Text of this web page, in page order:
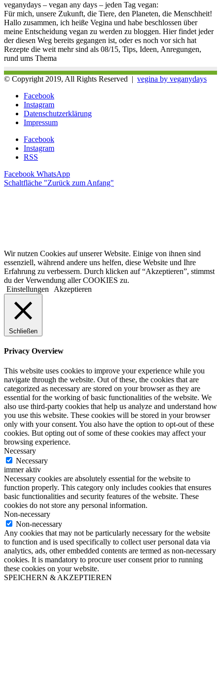
veganydays – vegan any days – jeden Tag vegan:
Für mich, unsere Zukunft, die Tiere, den Planeten, die Menschheit!
Hallo zusammen, ich heiße Vegina und habe beschlossen über
meine Entscheidung vegan zu werden zu bloggen. Hier findet jeder
der diesen Weg bereits gegangen ist, oder es noch vor sich hat
Rezepte die weit mehr sind als 08/15, Tips, Ideen, Anregungen,
rund ums Thema
© Copyright 2019, All Rights Reserved | vegina by veganydays
Facebook
Instagram
Datenschutzerklärung
Impressum
Facebook
Instagram
RSS
Facebook WhatsApp
Schaltfläche "Zurück zum Anfang"
Wir nutzen Cookies auf unserer Website. Einige von ihnen sind
essenziell, während andere uns helfen, diese Website und Ihre
Erfahrung zu verbessern. Durch klicken auf “Akzeptieren”, stimmst
du der Verwendung aller COOKIES zu.
Einstellungen
Akzeptieren
Schließen
Privacy Overview
This website uses cookies to improve your experience while you
navigate through the website. Out of these, the cookies that are
categorized as necessary are stored on your browser as they are
essential for the working of basic functionalities of the website. We
also use third-party cookies that help us analyze and understand how
you use this website. These cookies will be stored in your browser
only with your consent. You also have the option to opt-out of these
cookies. But opting out of some of these cookies may affect your
browsing experience.
Necessary
Necessary
immer aktiv
Necessary cookies are absolutely essential for the website to
function properly. This category only includes cookies that ensures
basic functionalities and security features of the website. These
cookies do not store any personal information.
Non-necessary
Non-necessary
Any cookies that may not be particularly necessary for the website
to function and is used specifically to collect user personal data via
analytics, ads, other embedded contents are termed as non-necessary
cookies. It is mandatory to procure user consent prior to running
these cookies on your website.
SPEICHERN & AKZEPTIEREN